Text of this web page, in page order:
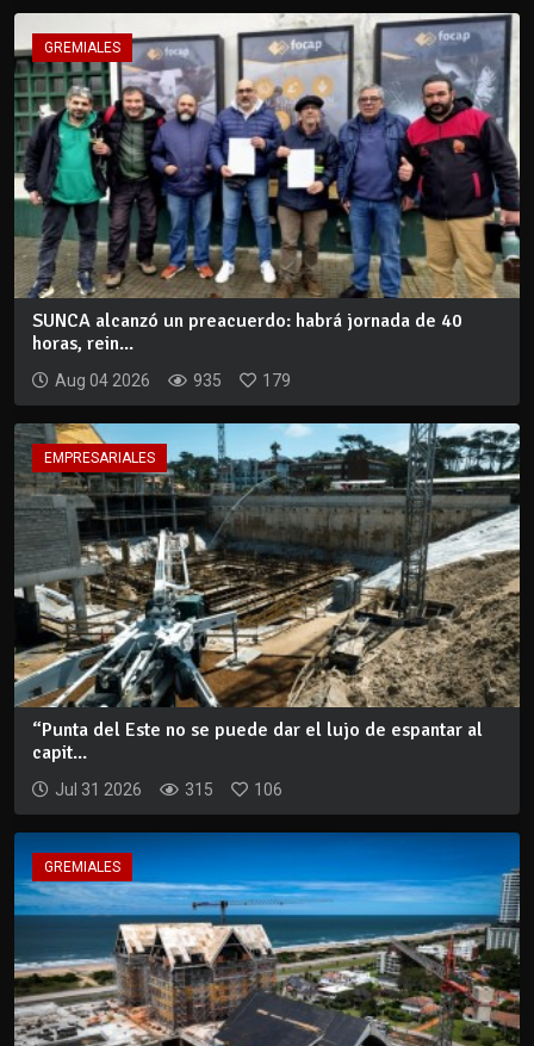
GREMIALES
SUNCA alcanzó un preacuerdo: habrá jornada de 40
horas, rein...
Aug 04 2026 935 179
EMPRESARIALES
“Punta del Este no se puede dar el lujo de espantar al
capit...
Jul 31 2026 315 106
GREMIALES